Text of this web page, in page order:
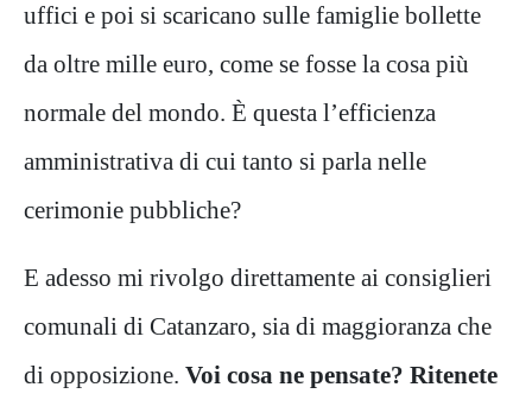
uffici e poi si scaricano sulle famiglie bollette
da oltre mille euro, come se fosse la cosa più
normale del mondo. È questa l’efficienza
amministrativa di cui tanto si parla nelle
cerimonie pubbliche?
E adesso mi rivolgo direttamente ai consiglieri
comunali di Catanzaro, sia di maggioranza che
di opposizione. Voi cosa ne pensate? Ritenete